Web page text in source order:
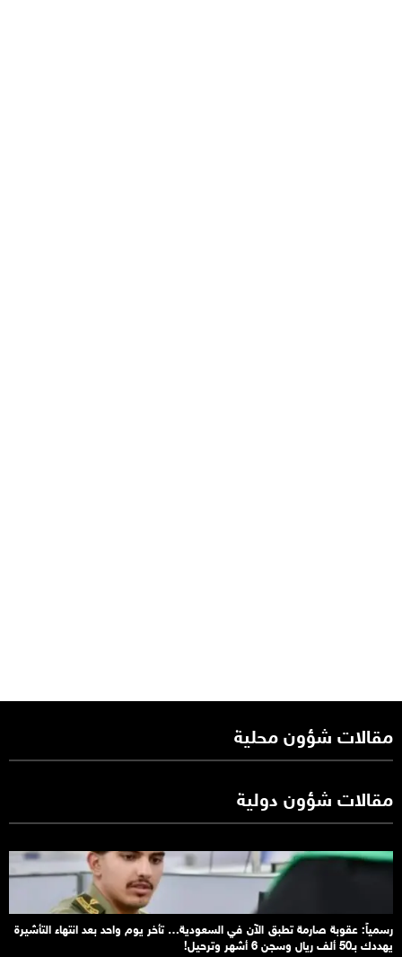
مقالات شؤون محلية
مقالات شؤون دولية
رسمياً: عقوبة صارمة تطبق الآن في السعودية… تأخر يوم واحد بعد انتهاء التأشيرة
يهددك بـ50 ألف ريال وسجن 6 أشهر وترحيل!